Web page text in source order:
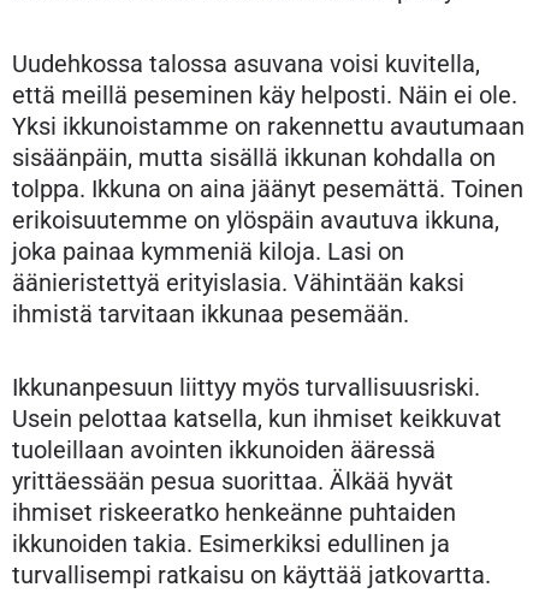
Uudehkossa talossa asuvana voisi kuvitella,
että meillä peseminen käy helposti. Näin ei ole.
Yksi ikkunoistamme on rakennettu avautumaan
sisäänpäin, mutta sisällä ikkunan kohdalla on
tolppa. Ikkuna on aina jäänyt pesemättä. Toinen
erikoisuutemme on ylöspäin avautuva ikkuna,
joka painaa kymmeniä kiloja. Lasi on
äänieristettyä erityislasia. Vähintään kaksi
ihmistä tarvitaan ikkunaa pesemään.
Ikkunanpesuun liittyy myös turvallisuusriski.
Usein pelottaa katsella, kun ihmiset keikkuvat
tuoleillaan avointen ikkunoiden ääressä
yrittäessään pesua suorittaa. Älkää hyvät
ihmiset riskeeratko henkeänne puhtaiden
ikkunoiden takia. Esimerkiksi edullinen ja
turvallisempi ratkaisu on käyttää jatkovartta.